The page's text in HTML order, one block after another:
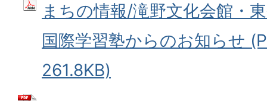
まちの情報/滝野文化会館・
国際学習塾からのお知らせ
261.8KB)